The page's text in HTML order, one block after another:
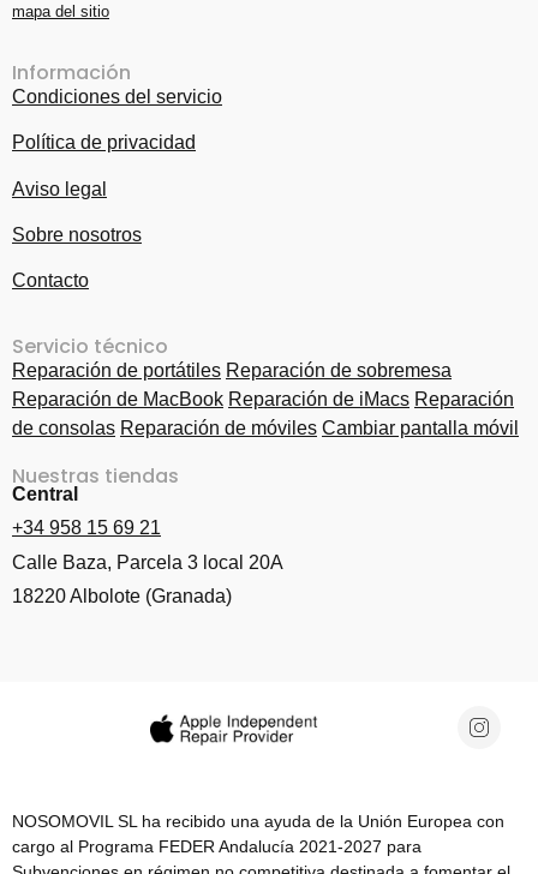
mapa del sitio
Información
Condiciones del servicio
Política de privacidad
Aviso legal
Sobre nosotros
Contacto
Servicio técnico
Reparación de portátiles Reparación de sobremesa
Reparación de MacBook Reparación de iMacs Reparación
de consolas Reparación de móviles Cambiar pantalla móvil
Nuestras tiendas
Central
+34 958 15 69 21
Calle Baza, Parcela 3 local 20A
18220 Albolote (Granada)
NOSOMOVIL SL ha recibido una ayuda de la Unión Europea con
cargo al Programa FEDER Andalucía 2021-2027 para